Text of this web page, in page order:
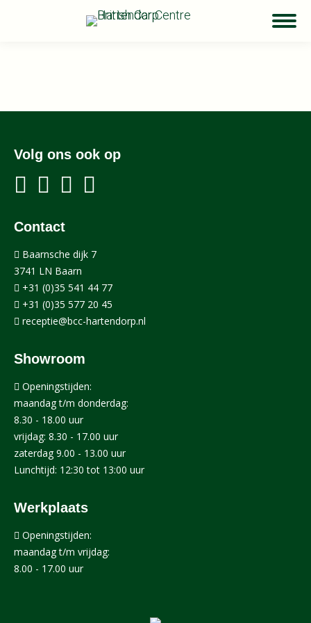
Volg ons ook op
Contact
Baarnsche dijk 7
3741 LN Baarn
+31 (0)35 541 44 77
+31 (0)35 577 20 45
receptie@bcc-hartendorp.nl
Showroom
Openingstijden:
maandag t/m donderdag:
8.30 - 18.00 uur
vrijdag: 8.30 - 17.00 uur
zaterdag 9.00 - 13.00 uur
Lunchtijd: 12:30 tot 13:00 uur
Werkplaats
Openingstijden:
maandag t/m vrijdag:
8.00 - 17.00 uur